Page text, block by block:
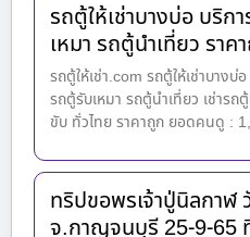
รถตู้ให้เช่าบางบ่อ บริก
เหมา รถตู้นำเที่ยว ราค
รถตู้ให้เช่า.com รถตู้ให้เช่าบางบ่
รถตู้รับเหมา รถตู้นำเที่ยว เช่าร
ขับ ทั่วไทย ราคาถูก ยอดคนดู :
ทริปขอพรเจ้าปู่นิลกาฬ
จ.กาญจนบุรี 25-9-65